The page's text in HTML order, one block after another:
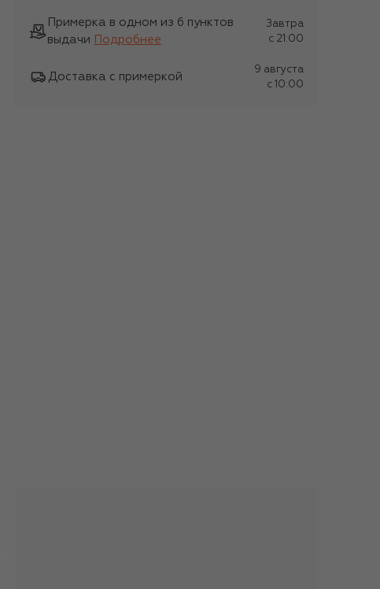
Примерка в одном из 6 пунктов
выдачи
Подробнее
Завтра
c 21:00
Доставка с примеркой
9 августа
c 10:00